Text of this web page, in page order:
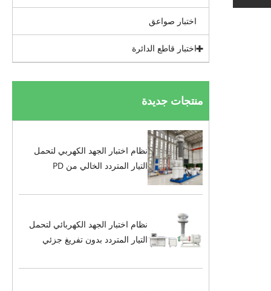
اختبار صواعق
اختبار قاطع الدائرة
منتجات جديدة
نظام اختبار الجهد الكهربي لتحمل
التيار المتردد الخالي من PD
نظام اختبار الجهد الكهربائي لتحمل
التيار المتردد بدون تفريغ جزئي